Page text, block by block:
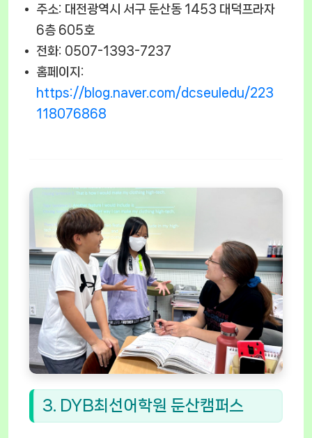
주소: 대전광역시 서구 둔산동 1453 대덕프라자
6층 605호
전화: 0507-1393-7237
홈페이지:
https://blog.naver.com/dcseuledu/223
118076868
3. DYB최선어학원 둔산캠퍼스